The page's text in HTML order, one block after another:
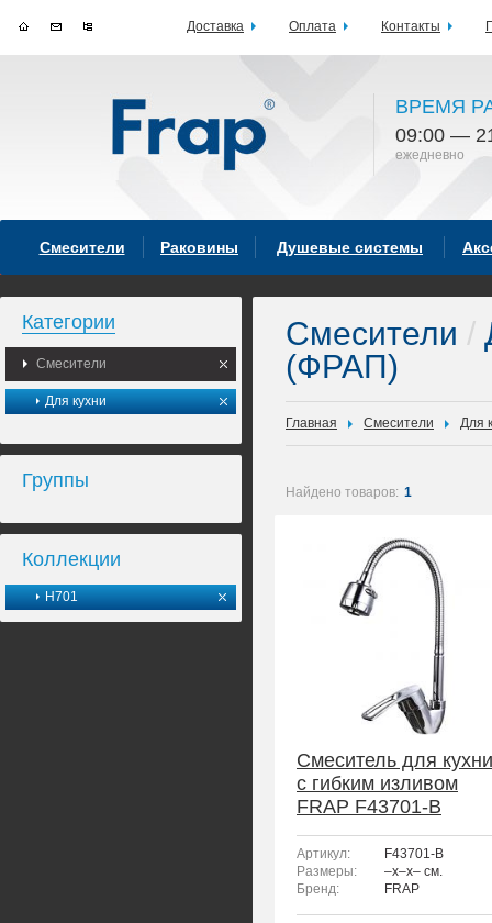
ВРЕМЯ
09:00 —
ежедневно
Смесители Раковины Душевые системы
Категории
Смесители
Для кухни
Группы
Коллекции
H701
Смесители /
(ФРАП)
Главная Смесители Для
Найдено товаров: 1
Смеситель для кухни
с гибким изливом
FRAP F43701-B
Артикул:
F43701-B
Размеры:
–x–x– см.
Бренд:
FRAP
Доставка Оплата Контакты